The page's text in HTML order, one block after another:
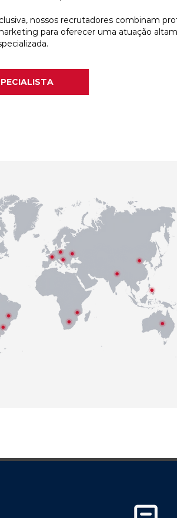
nossos recrutadores combinam
para oferecer uma atuação